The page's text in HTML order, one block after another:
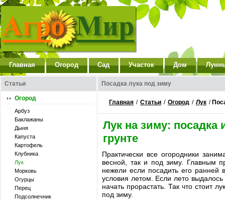
Главная Огород Сад Участок Дом
Статьи
Огород
Арбуз
Баклажаны
Дыня
Капуста
Картофель
Клубника
Лук
Морковь
Огурцы
Перец
Подсолнечник
Посадка лука под зиму
Главная / Статьи / Огород / Лук /
Лук на зиму: посадка
грунте
Практически все огородники
весной, так и под зиму. Главным
нежели если посадить его ранней
условия летом. Если лето
начать прорастать. Так что стоит
под зиму.